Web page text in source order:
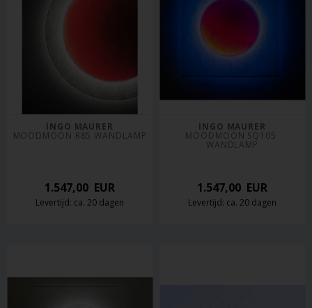
INGO MAURER
MOODMOON R85 WANDLAMP
1.547,00 EUR
Levertijd: ca. 20 dagen
INGO MAURER
MOODMOON SQ105
WANDLAMP
1.547,00 EUR
Levertijd: ca. 20 dagen